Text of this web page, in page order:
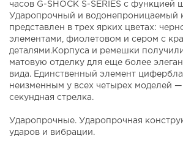
часов G-SHOCK S-SERIES с функцией
Ударопрочный и водонепроницаемый
представлен в трех ярких цветах:
элементами, фиолетовом и сером с
деталями.Корпуса и ремешки
матовую отделку для еще более
вида. Единственный элемент
неизменным у всех четырех моделей
секундная стрелка.
Ударопрочные. Ударопрочная
ударов и вибрации.